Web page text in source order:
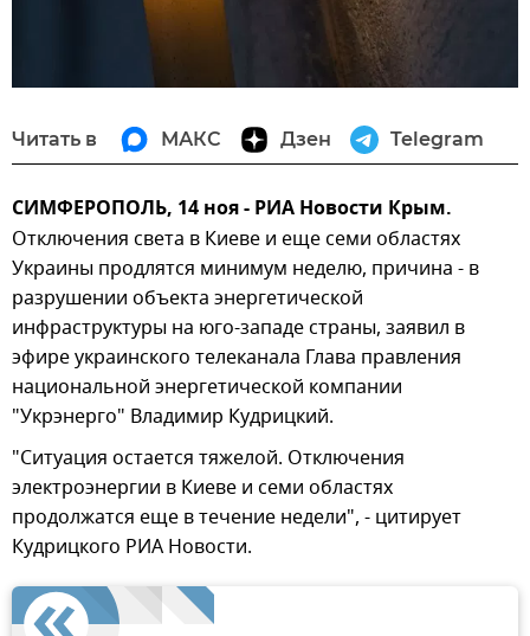
Читать в МАКС Дзен Telegram
СИМФЕРОПОЛЬ, 14 ноя - РИА Новости Крым.
Отключения света в Киеве и еще семи областях
Украины продлятся минимум неделю, причина - в
разрушении объекта энергетической
инфраструктуры на юго-западе страны, заявил в
эфире украинского телеканала Глава правления
национальной энергетической компании
"Укрэнерго" Владимир Кудрицкий.
"Ситуация остается тяжелой. Отключения
электроэнергии в Киеве и семи областях
продолжатся еще в течение недели", - цитирует
Кудрицкого РИА Новости.